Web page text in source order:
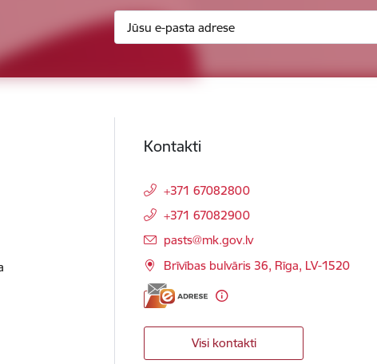
Kontakti
+371 67082800
+371 67082900
E-pasts:
pasts@mk.gov.lv
Brīvības bulvāris 36, Rīga, LV-1520
Visi kontakti